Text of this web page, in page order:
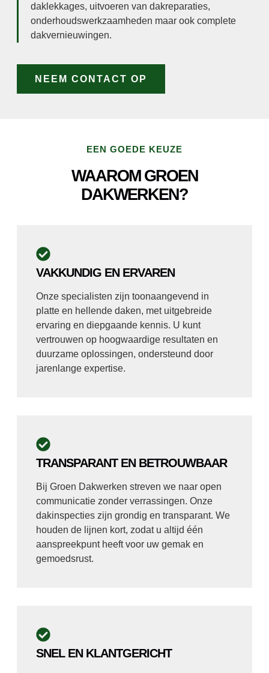
daklekkages, uitvoeren van dakreparaties,
onderhoudswerkzaamheden maar ook complete
dakvernieuwingen.
NEEM CONTACT OP
EEN GOEDE KEUZE
WAAROM GROEN
DAKWERKEN?
VAKKUNDIG EN ERVAREN
Onze specialisten zijn toonaangevend in
platte en hellende daken, met uitgebreide
ervaring en diepgaande kennis. U kunt
vertrouwen op hoogwaardige resultaten en
duurzame oplossingen, ondersteund door
jarenlange expertise.
TRANSPARANT EN BETROUWBAAR
Bij Groen Dakwerken streven we naar open
communicatie zonder verrassingen. Onze
dakinspecties zijn grondig en transparant. We
houden de lijnen kort, zodat u altijd één
aanspreekpunt heeft voor uw gemak en
gemoedsrust.
SNEL EN KLANTGERICHT